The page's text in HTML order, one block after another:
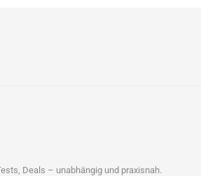
Deals – unab­hän­gig und praxisnah.